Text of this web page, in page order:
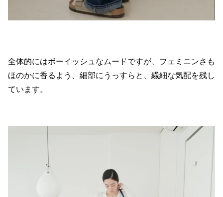
全体的にはボーイッシュなムードですが、フェミニンさも
ほのかに香るよう、細部にうっすらと、繊細な気配を残し
ています。